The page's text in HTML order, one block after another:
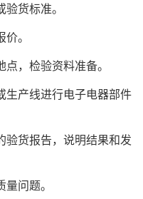
货标准。
。
，检验资料准备。
生产线进行电子电器部件
验货报告，说明结果和发
问题。